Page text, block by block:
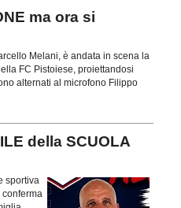
ma ora si
Melani, è andata in scena la
FC Pistoiese, proiettandosi
alternati al microfono Filippo
della SCUOLA
sportiva